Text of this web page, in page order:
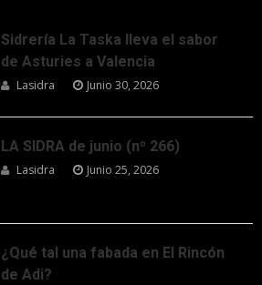
Sidrería La Taska lleva el sabor
de Asturies a Valencia
Lasidra Junio 30, 2026
LA SIDRA de junio (nº 266)
Lasidra Junio 25, 2026
¿Qué tal una fabada en El Rincón
de Adi?